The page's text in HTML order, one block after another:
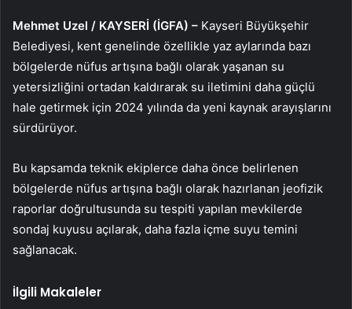
Mehmet Uzel / KAYSERİ (İGFA) – Kayseri Büyükşehir
Belediyesi, kent genelinde özellikle yaz aylarında bazı
bölgelerde nüfus artışına bağlı olarak yaşanan su
yetersizliğini ortadan kaldırarak su iletimini daha güçlü
hale getirmek için 2024 yılında da yeni kaynak arayışlarını
sürdürüyor.
Bu kapsamda teknik ekiplerce daha önce belirlenen
bölgelerde nüfus artışına bağlı olarak hazırlanan jeofizik
raporlar doğrultusunda su tespiti yapılan mevkilerde
sondaj kuyusu açılarak, daha fazla içme suyu temini
sağlanacak.
İlgili Makaleler